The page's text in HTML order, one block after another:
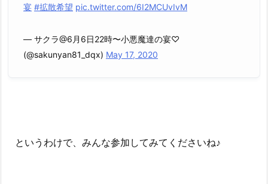
宴 #拡散希望 pic.twitter.com/6I2MCUvIvM
— サクラ@6月6日22時〜小悪魔達の宴♡
(@sakunyan81_dqx) May 17, 2020
というわけで、みんな参加してみてくださいね♪